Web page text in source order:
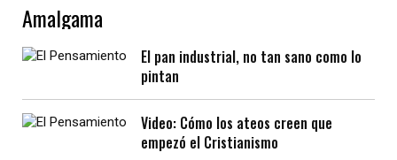
Amalgama
El pan industrial, no tan sano como lo
pintan
Video: Cómo los ateos creen que
empezó el Cristianismo